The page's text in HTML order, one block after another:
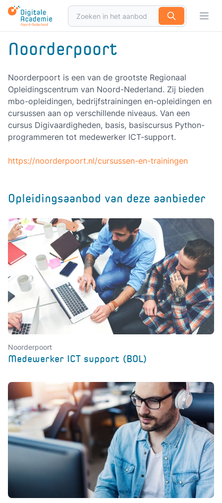
Zoek
Noorderpoort
Noorderpoort is een van de grootste Regionaal
Opleidingscentrum van Noord-Nederland. Zij bieden
mbo-opleidingen, bedrijfstrainingen en-opleidingen en
cursussen aan op verschillende niveaus. Van een
cursus Digivaardigheden, basis, basiscursus Python-
programmeren tot medewerker ICT-support.
https://noorderpoort.nl/cursussen-en-trainingen
Opleidingsaanbod van deze aanbieder
Noorderpoort
Medewerker ICT support (BOL)